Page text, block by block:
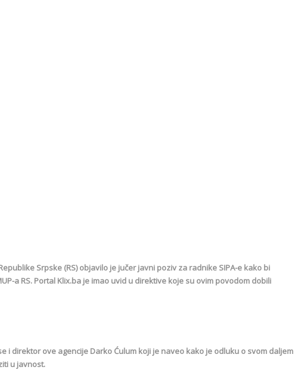
Srpske (RS) objavilo je jučer javni poziv za radnike SIPA-e kako bi
a RS. Portal Klix.ba je imao uvid u direktive koje su ovim povodom dobili
i direktor ove agencije Darko Ćulum koji je naveo kako je odluku o svom daljem
u javnost.